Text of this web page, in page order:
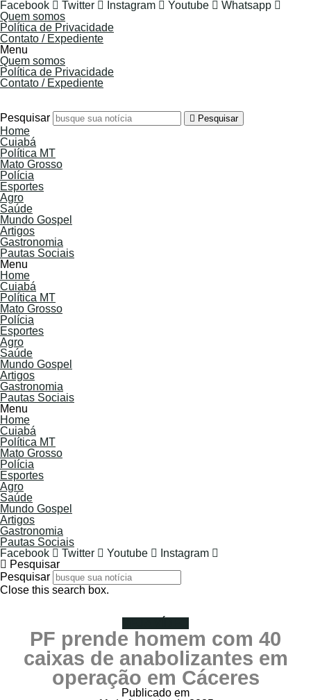
Facebook Twitter Instagram Youtube
Whatsapp
Quem somos
Política de Privacidade
Contato / Expediente
Menu
Quem somos
Política de Privacidade
Contato / Expediente
Pesquisar
Pesquisar
Home
Cuiabá
Política MT
Mato Grosso
Polícia
Esportes
Agro
Saúde
Mundo Gospel
Artigos
Gastronomia
Pautas Sociais
Menu
Home
Cuiabá
Política MT
Mato Grosso
Polícia
Esportes
Agro
Saúde
Mundo Gospel
Artigos
Gastronomia
Pautas Sociais
Menu
Home
Cuiabá
Política MT
Mato Grosso
Polícia
Esportes
Agro
Saúde
Mundo Gospel
Artigos
Gastronomia
Pautas Sociais
Facebook
Twitter Youtube
Instagram
Pesquisar
Pesquisar
Close this search box.
PF prende homem com 40
caixas de anabolizantes em
operação em Cáceres
Publicado em